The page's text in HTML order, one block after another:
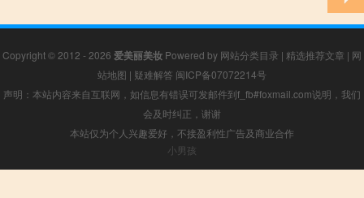
Copyright © 2012 - 2026 爱美丽美妆 Powered by 网站分类目录 | 精选推荐文章 | 网
站地图 | 疑难解答 闽ICP备07072214号
声明：本站内容来自互联网，如信息有错误可发邮件到f_fb#foxmail.com说明，我们
会及时纠正，谢谢
本站仅为个人兴趣爱好，不接盈利性广告及商业合作
小男孩